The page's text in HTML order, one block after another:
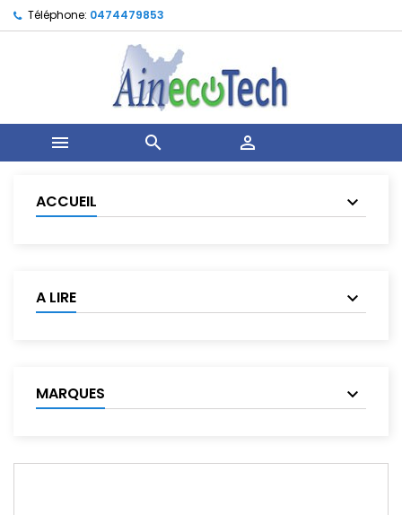
Téléphone: 0474479853
  
ACCUEIL
A LIRE
MARQUES